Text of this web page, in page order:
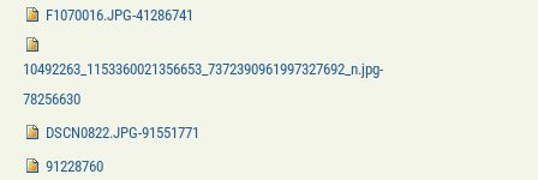
F1070016.JPG-41286741
10492263_1153360021356653_7372390961997327692_n.jpg-
78256630
DSCN0822.JPG-91551771
91228760